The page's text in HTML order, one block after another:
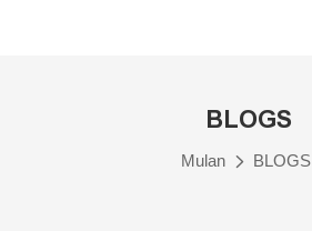
BLOGS
Mulan BLOGS